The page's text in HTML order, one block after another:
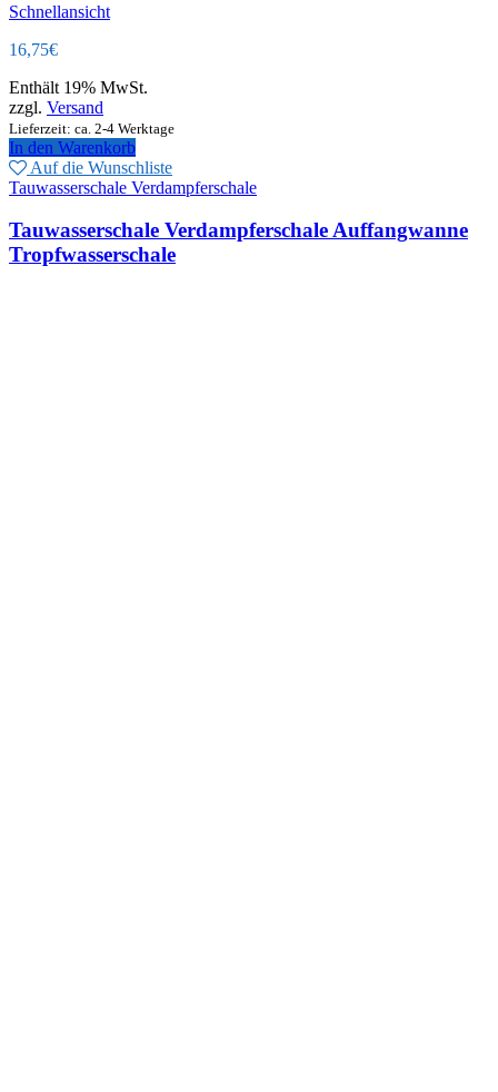
Schnellansicht
16,75€
Enthält 19% MwSt.
zzgl. Versand
Lieferzeit: ca. 2-4 Werktage
In den Warenkorb
Auf die Wunschliste
Tauwasserschale Verdampferschale
Tauwasserschale Verdampferschale Auffangwanne
Tropfwasserschale